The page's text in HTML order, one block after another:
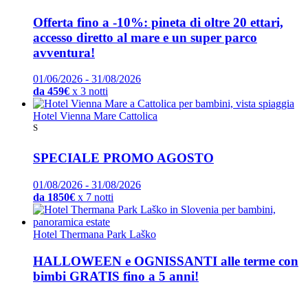
Offerta fino a -10%: pineta di oltre 20 ettari,
accesso diretto al mare e un super parco
avventura!
01/06/2026 - 31/08/2026
da 459€ x 3 notti
Hotel Vienna Mare Cattolica
S
SPECIALE PROMO AGOSTO
01/08/2026 - 31/08/2026
da 1850€ x 7 notti
Hotel Thermana Park Laško
HALLOWEEN e OGNISSANTI alle terme con
bimbi GRATIS fino a 5 anni!